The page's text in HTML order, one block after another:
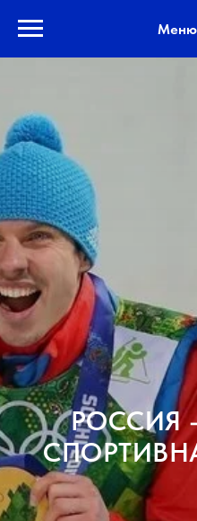
Меню
РОССИЯ